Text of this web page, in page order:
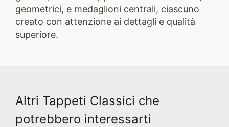
geometrici, e medaglioni centrali, ciascuno
creato con attenzione ai dettagli e qualità
superiore.
Altri Tappeti Classici che
potrebbero interessarti